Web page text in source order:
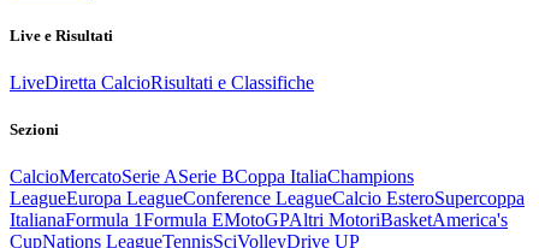
Live e Risultati
LiveDiretta CalcioRisultati e Classifiche
Sezioni
CalcioMercatoSerie ASerie BCoppa ItaliaChampions
LeagueEuropa LeagueConference LeagueCalcio EsteroSupercoppa
ItalianaFormula 1Formula EMotoGPAltri MotoriBasketAmerica's
CupNations LeagueTennisSciVolleyDrive UP